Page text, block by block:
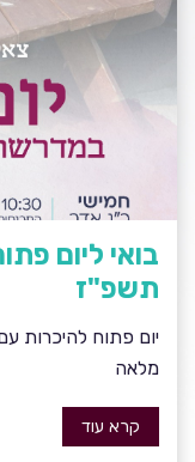
בואי ליום
תשפ"ז
יום פתוח
מלאה
קרא עוד